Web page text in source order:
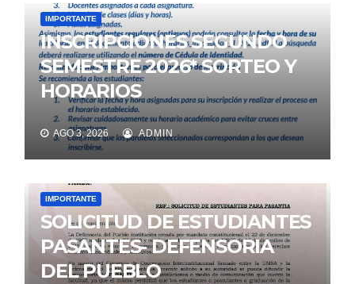
IMPORTANTE
INSCRIPCIONES SEGUNDO
SEMESTRE 2026* SORTEO Y
HORARIOS
AGO 3, 2026 ADMIN
IMPORTANTE
SOLICITUD DE ESTUDIANTES
PASANTES- DEFENSORIA
DEL PUEBLO